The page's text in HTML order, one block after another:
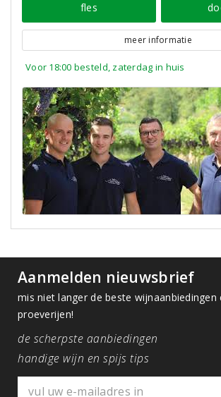
fles
meer informatie
Voor 18:00 besteld, zaterdag in huis
Aanmelden nieuwsbrief
mis niet langer de beste
proeverijen!
de scherpste aanbiedingen
handige wijn en spijs tips